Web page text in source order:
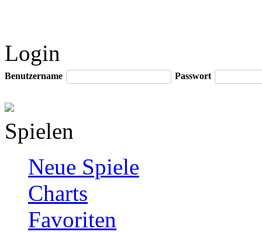
Login
Benutzername Passwort
Spielen
Neue Spiele
Charts
Favoriten